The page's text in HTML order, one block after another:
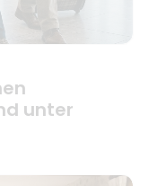
unter